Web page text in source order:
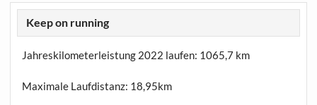
Keep on running
Jahreskilometerleistung 2022 laufen: 1065,7 km
Maximale Laufdistanz: 18,95km